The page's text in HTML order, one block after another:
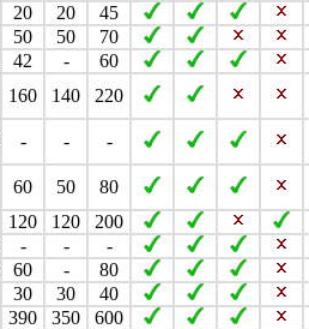
20 20
45
50 50
70
42 -
60
160 140
220
- -
-
60 50
80
120 120
200
- -
-
60 -
80
30 30
40
390 350
600